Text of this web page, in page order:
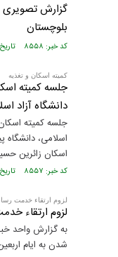
گزارش تصویری
بلوچستان
کد خبر: ۸۵۵۸ تاریخ انتشار : ۱۴۰۴/۰۴/۲۳
کمیته اسکان و تغذیه
جلسه کمیته
دانشگاه آزاد
جلسه کمیته
اسلامی،
اسکان زائرین
کد خبر: ۸۵۵۷ تاریخ انتشار : ۱۴۰۴/۰۴/۲۳
لزوم ارتقاء خدمت
لزوم ارتقاء
به گزارش واحد
شدن به ایام